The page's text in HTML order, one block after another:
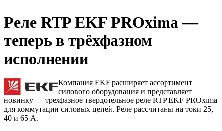
Реле RTP EKF PROxima —
теперь в трёхфазном
исполнении
Компания EKF расширяет ассортимент
силового оборудования и представляет
новинку — трёхфазное твердотельное реле RTP EKF PROxima
для коммутации силовых цепей. Реле рассчитаны на токи 25,
40 и 65 А.